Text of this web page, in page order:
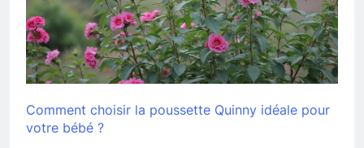
Comment choisir la poussette Quinny idéale pour
votre bébé ?